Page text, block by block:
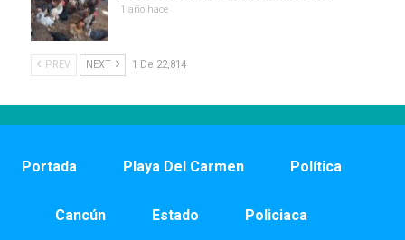
1 año hace
PREV NEXT 1 De 22,814
Portada Playa Del Carmen Política
Cancún Estado Policiaca